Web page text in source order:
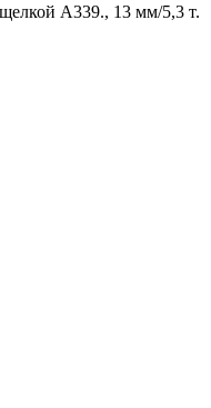
А339., 13 мм/5,3 т.